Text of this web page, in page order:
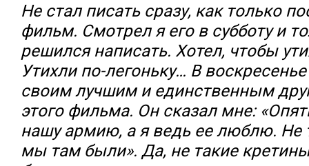
Не стал писать сразу, как только
фильм. Смотрел я его в субботу и
решился написать. Хотел, чтобы
Утихли по-легоньку… В
своим лучшим и единственным
этого фильма. Он сказал мне:
нашу армию, а я ведь ее люблю. Не
мы там были». Да, не такие